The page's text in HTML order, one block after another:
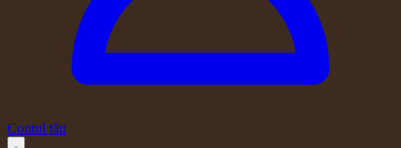
Contul tău